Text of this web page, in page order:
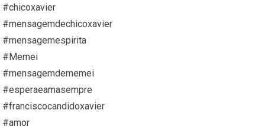
#chicoxavier
#mensagemdechicoxavier
#mensagemespirita
#Memei
#mensagemdememei
#esperaeamasempre
#franciscocandidoxavier
#amor